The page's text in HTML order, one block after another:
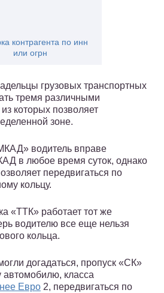
контрагента по инн
или огрн
грузовых транспортных
тремя различными
которых позволяет
зоне.
водитель вправе
в любое время суток, однако
передвигаться по
кольцу.
«ТТК» работает тот же
водителю все еще нельзя
кольца.
догадаться, пропуск «СК»
автомобилю, класса
Евро 2, передвигаться по